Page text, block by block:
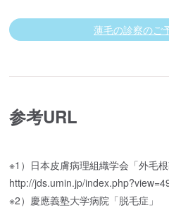
薄毛の診察のご
参考URL
※1）日本皮膚病理組織学会「外毛
http://jds.umin.jp/
※2）慶應義塾大学病院「脱毛症」